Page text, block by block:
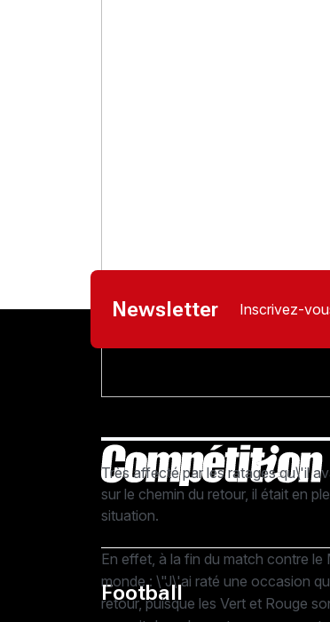
Très affecté par les ratages qu\'il
sur le chemin du retour, il était en
situation.
En effet, à la fin du match contre le
monde : \"J\'ai raté une occasion
retour, puisque les Vert et Rouge
Newsletter Inscrivez-
Football